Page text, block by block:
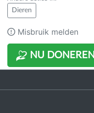
NU DONEREN
Dieren
Misbruik melden